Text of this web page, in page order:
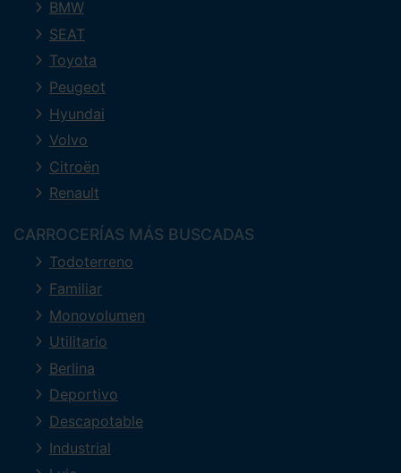
BMW
SEAT
Toyota
Peugeot
Hyundai
Volvo
Citroën
Renault
CARROCERÍAS MÁS BUSCADAS
Todoterreno
Familiar
Monovolumen
Utilitario
Berlina
Deportivo
Descapotable
Industrial